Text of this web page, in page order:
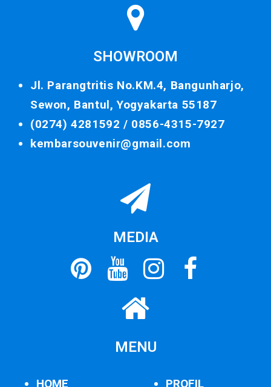
SHOWROOM
Jl. Parangtritis No.KM.4, Bangunharjo,
Sewon, Bantul, Yogyakarta 55187
(0274) 4281592 / 0856-4315-7927
kembarsouvenir@gmail.com
MEDIA
MENU
HOME PROFIL